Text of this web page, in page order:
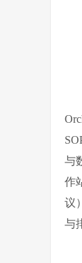
与
作
议
与